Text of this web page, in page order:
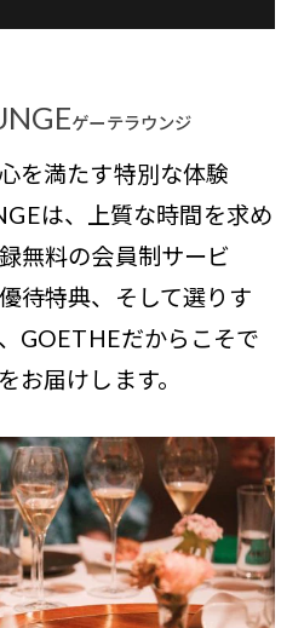
ゲーテラウンジ
を満たす特別な体験
は、上質な時間を求め
無料の会員制サービ
待特典、そして選りす
GOETHEだからこそで
お届けします。